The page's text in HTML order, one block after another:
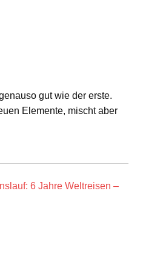
gut wie der erste.
Elemente, mischt aber
6 Jahre Weltreisen –